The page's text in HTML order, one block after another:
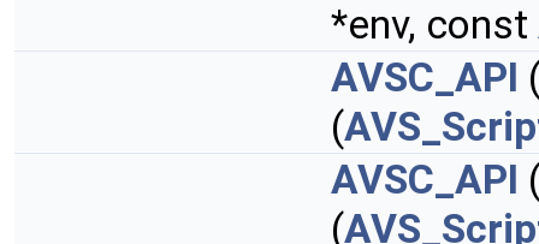
*env, const
AVSC_API
(
AVSC_API
(